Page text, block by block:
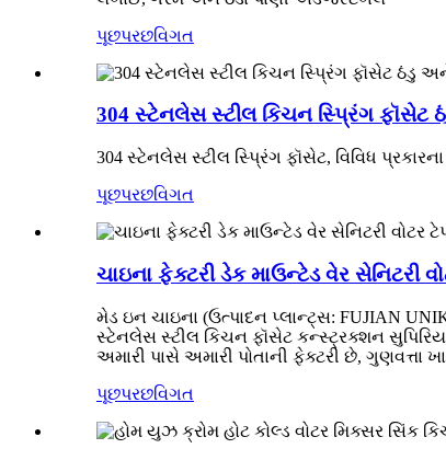
પૂછપરછવિગત
304 સ્ટેનલેસ સ્ટીલ કિચન સ્પ્રિંગ ફૉસેટ
304 સ્ટેનલેસ સ્ટીલ સ્પ્રિંગ ફૉસેટ, વિવિધ
પૂછપરછવિગત
ચાઇના ફેક્ટરી ડેક માઉન્ટેડ વેર સેનિટરી
મેડ ઇન ચાઇના (ઉત્પાદન પ્લાન્ટ્સ: FUJIAN
સ્ટેનલેસ સ્ટીલ કિચન ફૉસેટ કન્સ્ટ્રક્શન
અમારી પાસે અમારી પોતાની ફેક્ટરી છે, ગુણવત્તા
પૂછપરછવિગત